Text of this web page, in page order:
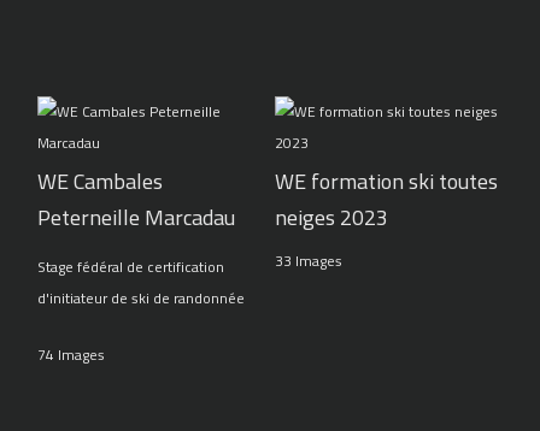
WE Cambales
Peterneille Marcadau
Stage fédéral de certification
d'initiateur de ski de randonnée
74 Images
WE formation ski toutes
neiges 2023
33 Images